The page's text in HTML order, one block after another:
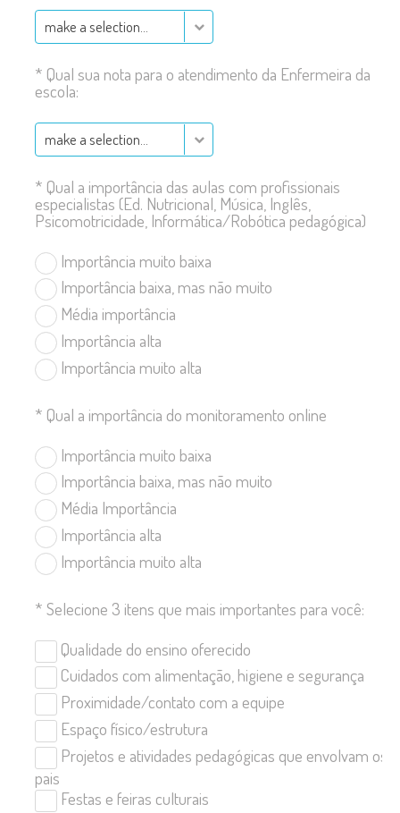
make a selection…
* Qual sua nota para o atendimento da Enfermeira da
escola:
make a selection…
* Qual a importância das aulas com profissionais
especialistas (Ed. Nutricional, Música, Inglês,
Psicomotricidade, Informática/Robótica pedagógica)
Importância muito baixa
Importância baixa, mas não muito
Média importância
Importância alta
Importância muito alta
* Qual a importância do monitoramento online
Importância muito baixa
Importância baixa, mas não muito
Média Importância
Importância alta
Importância muito alta
* Selecione 3 itens que mais importantes para você:
Qualidade do ensino oferecido
Cuidados com alimentação, higiene e segurança
Proximidade/contato com a equipe
Espaço físico/estrutura
Projetos e atividades pedagógicas que envolvam os
pais
Festas e feiras culturais